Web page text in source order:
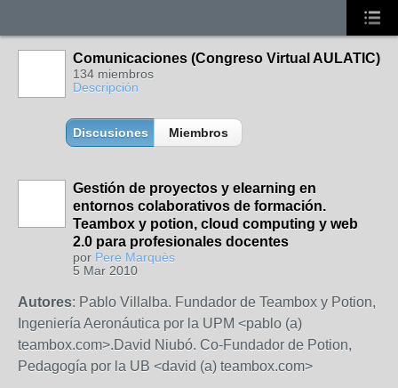
Comunicaciones (Congreso Virtual AULATIC)
134 miembros
Descripción
Discusiones Miembros
Gestión de proyectos y elearning en
entornos colaborativos de formación.
Teambox y potion, cloud computing y web
2.0 para profesionales docentes
por Pere Marquès
5 Mar 2010
Autores: Pablo Villalba. Fundador de Teambox y Potion,
Ingeniería Aeronáutica por la UPM <pablo (a)
teambox.com>.David Niubó. Co-Fundador de Potion,
Pedagogía por la UB <david (a) teambox.com>